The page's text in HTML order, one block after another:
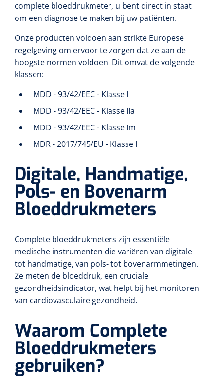
complete bloeddrukmeter, u bent direct in staat
om een diagnose te maken bij uw patiënten.
Onze producten voldoen aan strikte Europese
regelgeving om ervoor te zorgen dat ze aan de
hoogste normen voldoen. Dit omvat de volgende
klassen:
MDD - 93/42/EEC - Klasse I
MDD - 93/42/EEC - Klasse IIa
MDD - 93/42/EEC - Klasse Im
MDR - 2017/745/EU - Klasse I
Digitale, Handmatige,
Pols- en Bovenarm
Bloeddrukmeters
Complete bloeddrukmeters zijn essentiële
medische instrumenten die variëren van digitale
tot handmatige, van pols- tot bovenarmmetingen.
Ze meten de bloeddruk, een cruciale
gezondheidsindicator, wat helpt bij het monitoren
van cardiovasculaire gezondheid.
Waarom Complete
Bloeddrukmeters
gebruiken?